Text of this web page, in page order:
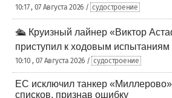
10:17 , 07 Августа 2026 / судостроение
🛳️ Круизный лайнер «Виктор
приступил к ходовым
10:10 , 07 Августа 2026 / судостроение
ЕС исключил танкер
списков, признав ошибку